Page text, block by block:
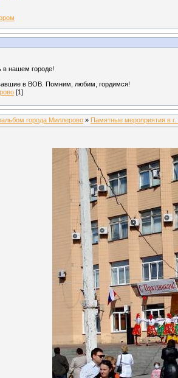
в нашем городе!
в ВОВ. Помним, любим, гордимся!
[1]
города Миллерово » Памятные мероприятия в